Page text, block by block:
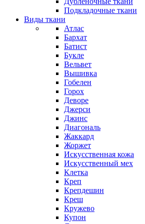
Подкладочные ткани
Виды ткани
Атлас
Бархат
Батист
Букле
Вельвет
Вышивка
Гобелен
Горох
Деворе
Джерси
Джинс
Диагональ
Жаккард
Жоржет
Искусственная кожа
Искусственный мех
Клетка
Креп
Крепдешин
Креш
Кружево
Купон